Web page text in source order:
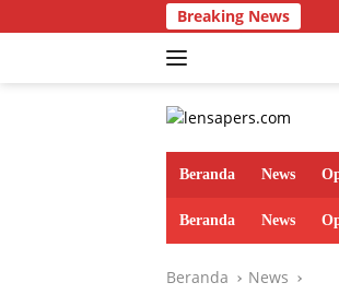
ke
Breaking News
Beranda News
Beranda News
Beranda News